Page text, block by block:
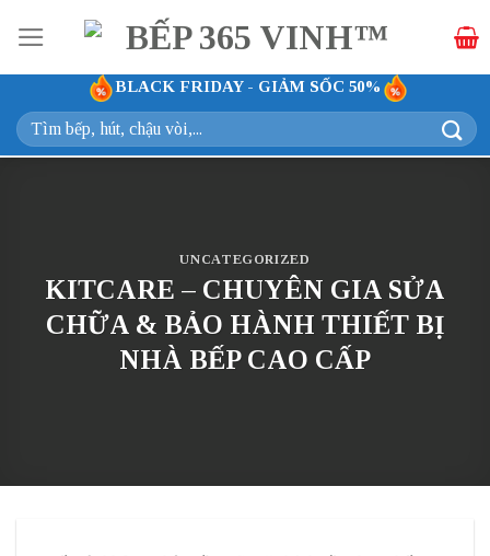
qua
nội
dung
BLACK FRIDAY - GIẢM SỐC 50%
Tìm
kiếm:
UNCATEGORIZED
KITCARE – CHUYÊN GIA SỬA
CHỮA & BẢO HÀNH THIẾT BỊ
NHÀ BẾP CAO CẤP